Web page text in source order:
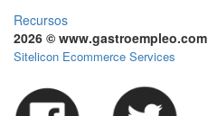
Recursos
2026 © www.gastroempleo.com
Sitelicon Ecommerce Services